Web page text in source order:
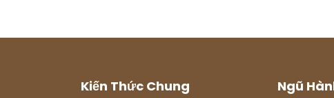
Kiến Thức Chung Ngũ